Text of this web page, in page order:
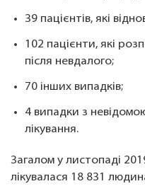
39 пацієнтів, які
102 пацієнти, які
після невдалого;
70 інших випадків;
4 випадки з
лікування.
Загалом у листопаді
лікувалася 18 831